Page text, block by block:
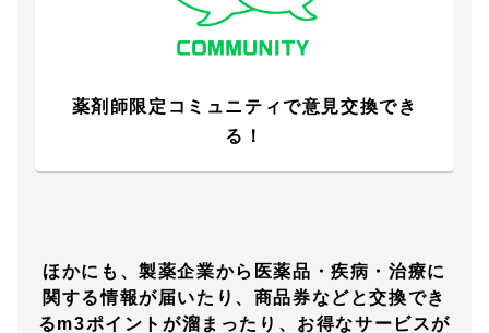
薬剤師限定コミュニティで意見交換でき
る！
ほかにも、製薬企業から医薬品・疾病・治療に
関する情報が届いたり、商品券などと交換でき
るm3ポイントが溜まったり、お得なサービスが